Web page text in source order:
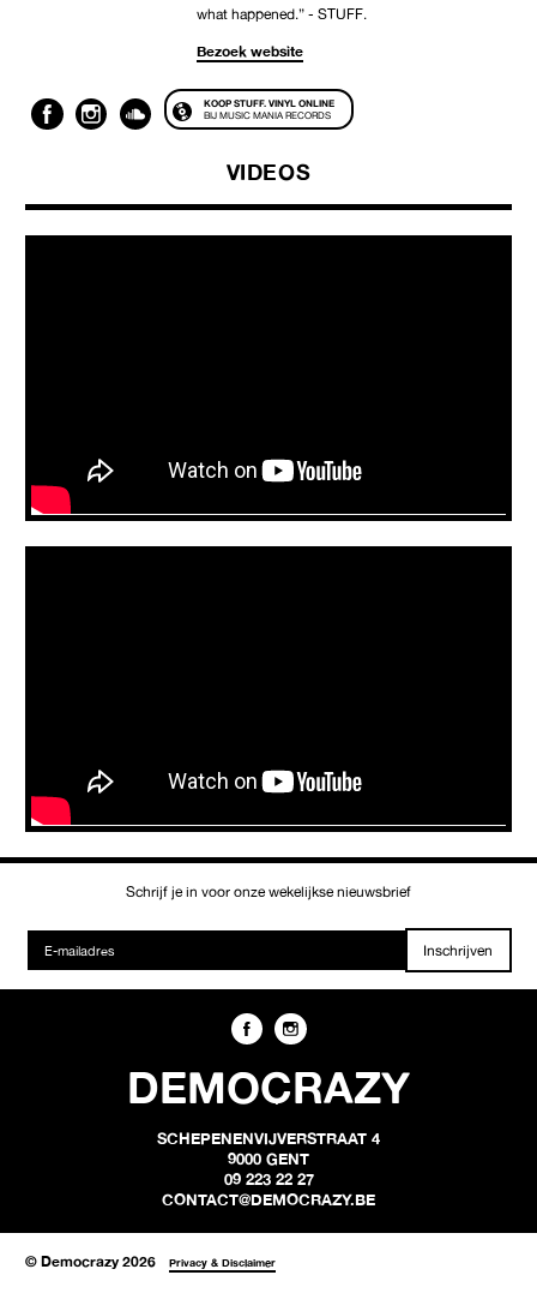
what happened.” - STUFF.
Bezoek website
KOOP STUFF. VINYL ONLINE
BIJ MUSIC MANIA RECORDS
VIDEOS
Schrijf je in voor onze wekelijkse nieuwsbrief
Inschrijven
DEMOCRAZY
SCHEPENENVIJVERSTRAAT 4
9000 GENT
09 223 22 27
CONTACT@DEMOCRAZY.BE
© Democrazy 2026 Privacy & Disclaimer